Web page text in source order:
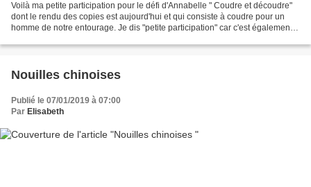
Voilà ma petite participation pour le défi d'Annabelle " Coudre et découdre"
dont le rendu des copies est aujourd'hui et qui consiste à coudre pour un
homme de notre entourage. Je dis "petite participation" car c'est également
Nouilles chinoises
Publié le 07/01/2019 à 07:00
Par Elisabeth